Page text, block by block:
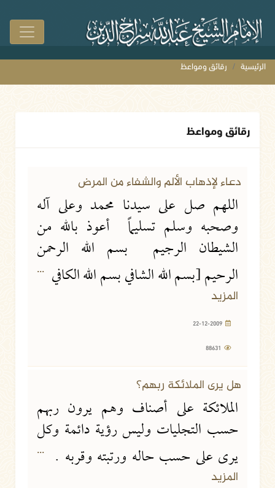
الرئيسية رقائق ومواعظ
رقائق ومواعظ
دعاء لإذهاب الألم والشفاء من المرض
اللهم صل على سيدنا محمد وعلى آله
وصحبه وسلم تسليماً أعوذ بالله من
الشيطان الرجيم بسم الله الرحمن
الرحيم [بسم الله الشافي بسم الله الكافي ...
المزيد
هل يرى الملائكة ربهم؟
الملائكة على أصناف وهم يرون ربهم
حسب التجليات وليس رؤية دائمة وكل
يرى على حسب حاله ورتبته وقربه .
...
المزيد